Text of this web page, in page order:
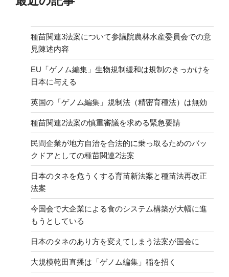
種苗関連3法案について参議院農林水産委員会での意
見陳述内容
EU「ゲノム編集」生物規制緩和は規制のきっかけを
日本に与える
英国の「ゲノム編集」規制法（精密育種法）は無効
種苗関連2法案の慎重審議を求める緊急要請
民間企業が地方自治を合法的に乗っ取るためのバッ
クドアとしての種苗関連2法案
日本のタネを危うくする育苗新法案と種苗法再改正
法案
今国会で大企業による食のシステム構築が大幅に進
もうとしている
日本のタネのあり方を変えてしまう法案が国会に
大規模乾田直播は「ゲノム編集」稲を招く